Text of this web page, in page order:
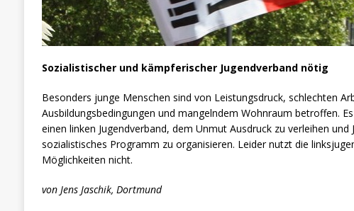
Sozialistischer und kämpferischer Jugendverband nötig
Besonders junge Menschen sind von Leistungsdruck, schlechten
Ausbildungsbedingungen und mangelndem Wohnraum betroffen.
einen linken Jugendverband, dem Unmut Ausdruck zu verleihen und
sozialistisches Programm zu organisieren. Leider nutzt die
Möglichkeiten nicht.
von Jens Jaschik, Dortmund